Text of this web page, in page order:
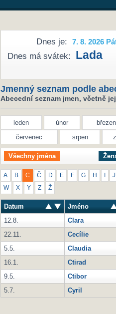
Dnes je: 7. 8. 2026
Dnes má svátek: Lada
Jmenný seznam podle
Abecední seznam jmen, včetně
leden únor březen
červenec
srpen
Všechny jména
A B C Č D E F G H J
W X Y Z Ž
Datum Jméno
12.8.
Clara
22.11.
Cecílie
5.5.
Claudia
16.1.
Ctirad
9.5.
Ctibor
5.7.
Cyril